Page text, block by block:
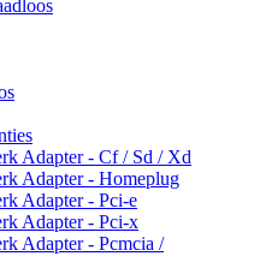
Adapter - Cf / Sd / Xd
Adapter - Homeplug
Adapter - Pci-e
Adapter - Pci-x
Adapter - Pcmcia /